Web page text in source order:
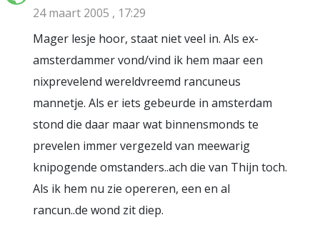
24 maart 2005 , 17:29
Mager lesje hoor, staat niet veel in. Als ex-
amsterdammer vond/vind ik hem maar een
nixprevelend wereldvreemd rancuneus
mannetje. Als er iets gebeurde in amsterdam
stond die daar maar wat binnensmonds te
prevelen immer vergezeld van meewarig
knipogende omstanders..ach die van Thijn toch.
Als ik hem nu zie opereren, een en al
rancun..de wond zit diep.